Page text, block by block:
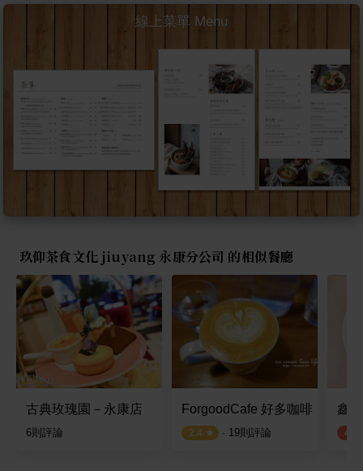
線上菜單 Menu
玖仰茶食文化 jiuyang 永康分公司 的相似餐廳
古典玫瑰園－永康店
6則評論
ForgoodCafe 好多咖啡
2.4 · 19則評論
鑫
4.3